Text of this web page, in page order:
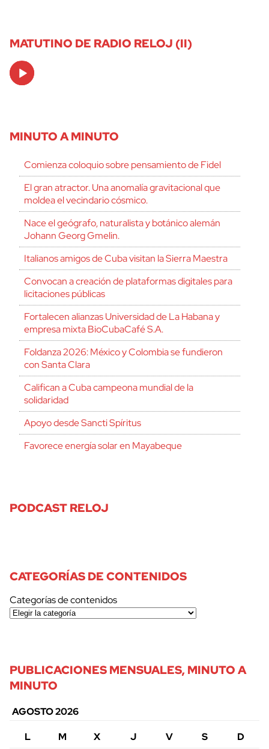
MATUTINO DE RADIO RELOJ (II)
Audio
Player
MINUTO A MINUTO
Comienza coloquio sobre pensamiento de Fidel
El gran atractor. Una anomalía gravitacional que
moldea el vecindario cósmico.
Nace el geógrafo, naturalista y botánico alemán
Johann Georg Gmelin.
Italianos amigos de Cuba visitan la Sierra Maestra
Convocan a creación de plataformas digitales para
licitaciones públicas
Fortalecen alianzas Universidad de La Habana y
empresa mixta BioCubaCafé S.A.
Foldanza 2026: México y Colombia se fundieron
con Santa Clara
Califican a Cuba campeona mundial de la
solidaridad
Apoyo desde Sancti Spíritus
Favorece energía solar en Mayabeque
PODCAST RELOJ
CATEGORÍAS DE CONTENIDOS
Categorías de contenidos
PUBLICACIONES MENSUALES, MINUTO A
MINUTO
AGOSTO 2026
L
M X J V S
D